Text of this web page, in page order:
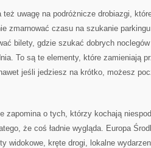
też uwagę na podróżnicze drobiazgi,
zmarnować czasu na szukanie
bilety, gdzie szukać dobrych
To są te elementy, które zamieniają
jeśli jedziesz na krótko, możesz
zapomina o tych, którzy kochają
że coś ładnie wygląda. Europa
widokowe, kręte drogi, lokalne